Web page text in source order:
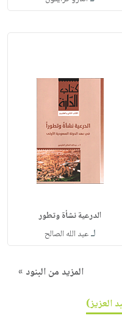
الدرعية نشأة وتطور
لـعبد الله الصالح
المزيد من البنود »
العزيز)